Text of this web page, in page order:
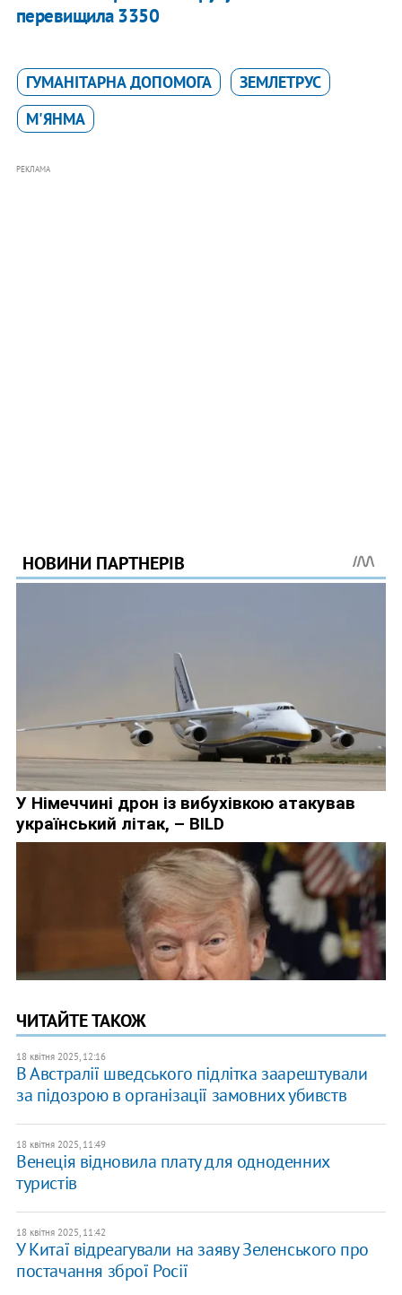
перевищила 3350
ГУМАНІТАРНА ДОПОМОГА
ЗЕМЛЕТРУС
М'ЯНМА
РЕКЛАМА
ЧИТАЙТЕ ТАКОЖ
18 квітня 2025, 12:16
В Австралії шведського підлітка заарештували
за підозрою в організації замовних убивств
18 квітня 2025, 11:49
Венеція відновила плату для одноденних
туристів
18 квітня 2025, 11:42
У Китаї відреагували на заяву Зеленського про
постачання зброї Росії